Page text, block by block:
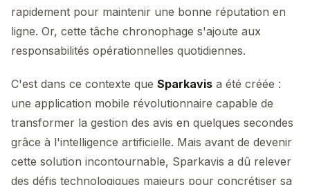
rapidement pour maintenir une bonne réputation en
ligne. Or, cette tâche chronophage s'ajoute aux
responsabilités opérationnelles quotidiennes.
C'est dans ce contexte que Sparkavis a été créée :
une application mobile révolutionnaire capable de
transformer la gestion des avis en quelques secondes
grâce à l'intelligence artificielle. Mais avant de devenir
cette solution incontournable, Sparkavis a dû relever
des défis technologiques majeurs pour concrétiser sa